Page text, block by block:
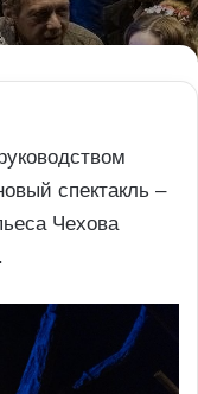
спектакль –
Чехова